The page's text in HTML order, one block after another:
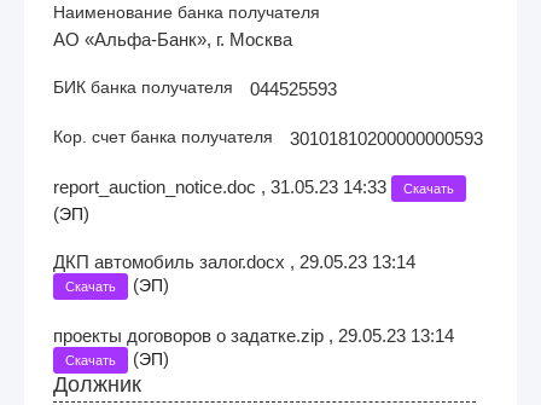
Наименование банка получателя
АО «Альфа-Банк», г. Москва
БИК банка получателя 044525593
Кор. счет банка получателя 30101810200000000593
report_auction_notice.doc , 31.05.23 14:33 Скачать
(ЭП)
ДКП автомобиль залог.docx , 29.05.23 13:14
Скачать (ЭП)
проекты договоров о задатке.zip , 29.05.23 13:14
Скачать (ЭП)
Должник